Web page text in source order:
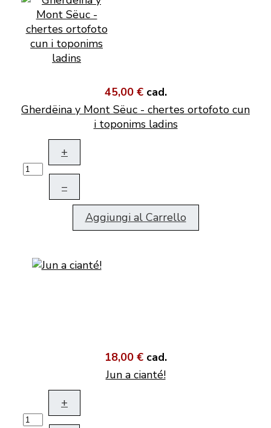
45,00 € cad.
Gherdëina y Mont Sëuc - chertes ortofoto cun
i toponims ladins
+
–
Aggiungi al Carrello
18,00 € cad.
Jun a cianté!
+